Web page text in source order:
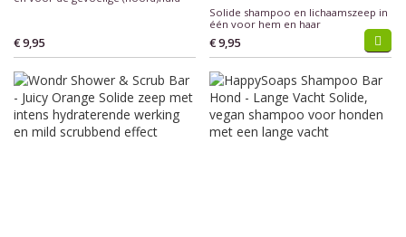
€ 9,95
Solide shampoo en lichaamszeep in
één voor hem en haar
€ 9,95